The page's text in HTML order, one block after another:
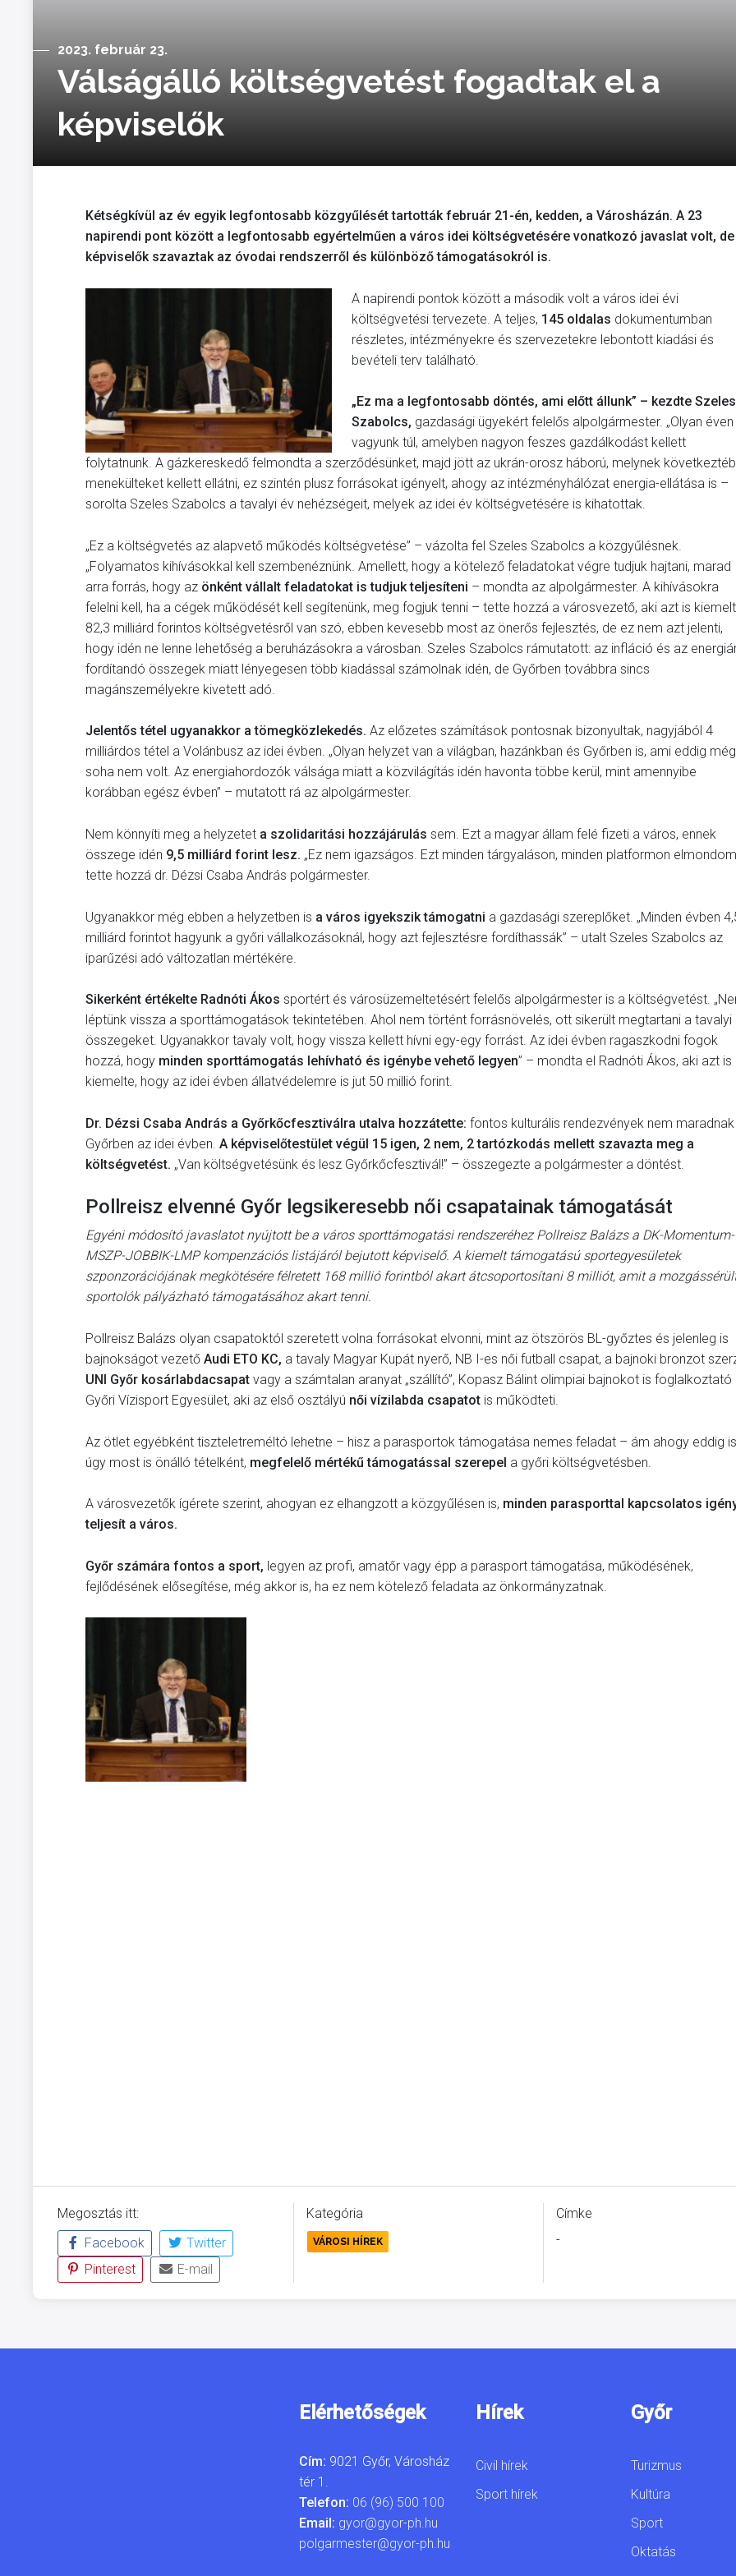
2023. február 23.
Válságálló költségvetést fogadtak el a
képviselők
Kétségkívül az év egyik legfontosabb közgyűlését tartották február 21-én, kedden, a Városházán. A 23
napirendi pont között a legfontosabb egyértelműen a város idei költségvetésére vonatkozó javaslat volt,
képviselők szavaztak az óvodai rendszerről és különböző támogatásokról is.
A napirendi pontok között a második volt a város idei évi
költségvetési tervezete. A teljes, 145 oldalas dokumentumban
részletes, intézményekre és szervezetekre lebontott kiadási és
bevételi terv található.
„Ez ma a legfontosabb döntés, ami előtt állunk” – kezdte Szeles
Szabolcs, gazdasági ügyekért felelős alpolgármester. „Olyan éven
vagyunk túl, amelyben nagyon feszes gazdálkodást kellett
folytatnunk. A gázkereskedő felmondta a szerződésünket, majd jött az ukrán-orosz háború, melynek
menekülteket kellett ellátni, ez szintén plusz forrásokat igényelt, ahogy az intézményhálózat energia-ellátása is –
sorolta Szeles Szabolcs a tavalyi év nehézségeit, melyek az idei év költségvetésére is kihatottak.
„Ez a költségvetés az alapvető működés költségvetése” – vázolta fel Szeles Szabolcs a közgyűlésnek.
„Folyamatos kihívásokkal kell szembenéznünk. Amellett, hogy a kötelező feladatokat végre tudjuk hajtani, marad
arra forrás, hogy az önként vállalt feladatokat is tudjuk teljesíteni – mondta az alpolgármester. A kihívásokra
felelni kell, ha a cégek működését kell segítenünk, meg fogjuk tenni – tette hozzá a városvezető, aki azt is
82,3 milliárd forintos költségvetésről van szó, ebben kevesebb most az önerős fejlesztés, de ez nem azt jelenti,
hogy idén ne lenne lehetőség a beruházásokra a városban. Szeles Szabolcs rámutatott: az infláció és az
fordítandó összegek miatt lényegesen több kiadással számolnak idén, de Győrben továbbra sincs
magánszemélyekre kivetett adó.
Jelentős tétel ugyanakkor a tömegközlekedés. Az előzetes számítások pontosnak bizonyultak, nagyjából 4
milliárdos tétel a Volánbusz az idei évben. „Olyan helyzet van a világban, hazánkban és Győrben is, ami eddig még
soha nem volt. Az energiahordozók válsága miatt a közvilágítás idén havonta többe kerül, mint amennyibe
korábban egész évben” – mutatott rá az alpolgármester.
Nem könnyíti meg a helyzetet a szolidaritási hozzájárulás sem. Ezt a magyar állam felé fizeti a város, ennek
összege idén 9,5 milliárd forint lesz. „Ez nem igazságos. Ezt minden tárgyaláson, minden platformon
tette hozzá dr. Dézsi Csaba András polgármester.
Ugyanakkor még ebben a helyzetben is a város igyekszik támogatni a gazdasági szereplőket. „Minden évben
milliárd forintot hagyunk a győri vállalkozásoknál, hogy azt fejlesztésre fordíthassák” – utalt Szeles Szabolcs az
iparűzési adó változatlan mértékére.
Sikerként értékelte Radnóti Ákos sportért és városüzemeltetésért felelős alpolgármester is a költségvetést.
léptünk vissza a sporttámogatások tekintetében. Ahol nem történt forrásnövelés, ott sikerült megtartani a tavalyi
összegeket. Ugyanakkor tavaly volt, hogy vissza kellett hívni egy-egy forrást. Az idei évben ragaszkodni fogok
hozzá, hogy minden sporttámogatás lehívható és igénybe vehető legyen” – mondta el Radnóti Ákos, aki azt is
kiemelte, hogy az idei évben állatvédelemre is jut 50 millió forint.
Dr. Dézsi Csaba András a Győrkőcfesztiválra utalva hozzátette: fontos kulturális rendezvények nem
Győrben az idei évben. A képviselőtestület végül 15 igen, 2 nem, 2 tartózkodás mellett szavazta meg a
költségvetést. „Van költségvetésünk és lesz Győrkőcfesztivál!” – összegezte a polgármester a döntést.
Pollreisz elvenné Győr legsikeresebb női csapatainak támogatását
Egyéni módosító javaslatot nyújtott be a város sporttámogatási rendszeréhez Pollreisz Balázs a DK-Momentum-
MSZP-JOBBIK-LMP kompenzációs listájáról bejutott képviselő. A kiemelt támogatású sportegyesületek
szponzorációjának megkötésére félretett 168 millió forintból akart átcsoportosítani 8 milliót, amit a
sportolók pályázható támogatásához akart tenni.
Pollreisz Balázs olyan csapatoktól szeretett volna forrásokat elvonni, mint az ötszörös BL-győztes és jelenleg is
bajnokságot vezető Audi ETO KC, a tavaly Magyar Kupát nyerő, NB I-es női futball csapat, a bajnoki bronzot
UNI Győr kosárlabdacsapat vagy a számtalan aranyat „szállító”, Kopasz Bálint olimpiai bajnokot is foglalkoztató
Győri Vízisport Egyesület, aki az első osztályú női vízilabda csapatot is működteti.
Az ötlet egyébként tiszteletreméltó lehetne – hisz a parasportok támogatása nemes feladat – ám ahogy eddig
úgy most is önálló tételként, megfelelő mértékű támogatással szerepel a győri költségvetésben.
A városvezetők ígérete szerint, ahogyan ez elhangzott a közgyűlésen is, minden parasporttal kapcsolatos
teljesít a város.
Győr számára fontos a sport, legyen az profi, amatőr vagy épp a parasport támogatása, működésének,
fejlődésének elősegítése, még akkor is, ha ez nem kötelező feladata az önkormányzatnak.
Megosztás itt:
Facebook
Twitter
Pinterest
E-mail
Kategória
VÁROSI HÍREK
Címke
-
Elérhetőségek
Cím: 9021 Győr, Városház
tér 1.
Telefon: 06 (96) 500 100
Email: gyor@gyor-ph.hu
polgarmester@gyor-ph.hu
Hírek
Civil hírek
Sport hírek
Győr
Turizmus
Kultúra
Sport
Oktatás